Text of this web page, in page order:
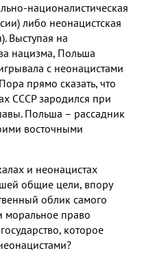
националистическая
либо неонацистская
Выступая на
нацизма, Польша
с неонацистами
прямо сказать, что
СССР зародился при
Польша – рассадник
восточными
и неонацистах
общие цели, впору
облик самого
моральное право
которое